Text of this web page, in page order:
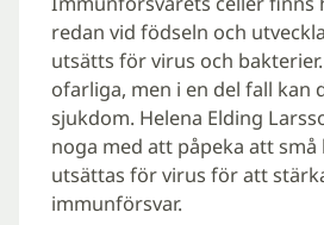
redan vid födseln och
utsätts för virus och
ofarliga, men i en del fall kan
sjukdom. Helena Elding
noga med att påpeka att
utsättas för virus för att
immunförsvar.